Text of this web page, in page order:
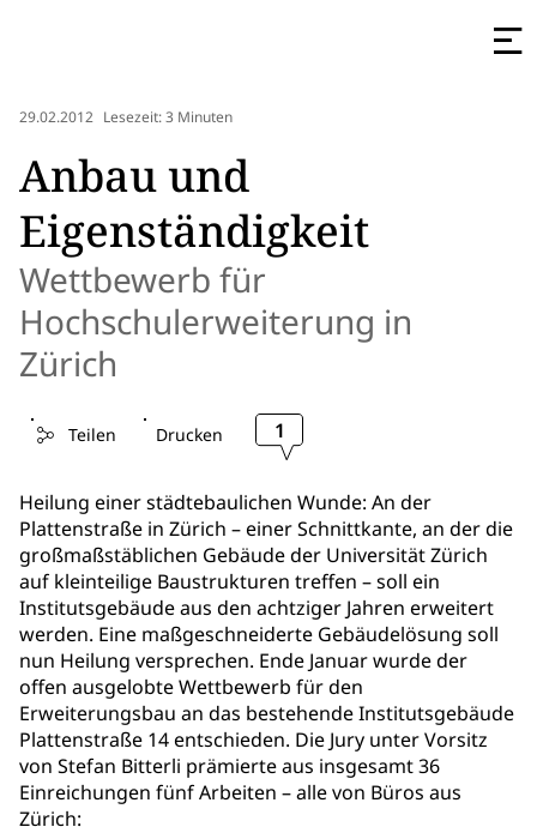
29.02.2012 Lesezeit: 3 Minuten
Anbau und
Eigenständigkeit
Wettbewerb für
Hochschulerweiterung in
Zürich
Teilen Drucken 1
Heilung einer städtebaulichen Wunde: An der
Plattenstraße in Zürich – einer Schnittkante, an der die
großmaßstäblichen Gebäude der Universität Zürich
auf kleinteilige Baustrukturen treffen – soll ein
Institutsgebäude aus den achtziger Jahren erweitert
werden. Eine maßgeschneiderte Gebäudelösung soll
nun Heilung versprechen. Ende Januar wurde der
offen ausgelobte Wettbewerb für den
Erweiterungsbau an das bestehende Institutsgebäude
Plattenstraße 14 entschieden. Die Jury unter Vorsitz
von Stefan Bitterli prämierte aus insgesamt 36
Einreichungen fünf Arbeiten – alle von Büros aus
Zürich: